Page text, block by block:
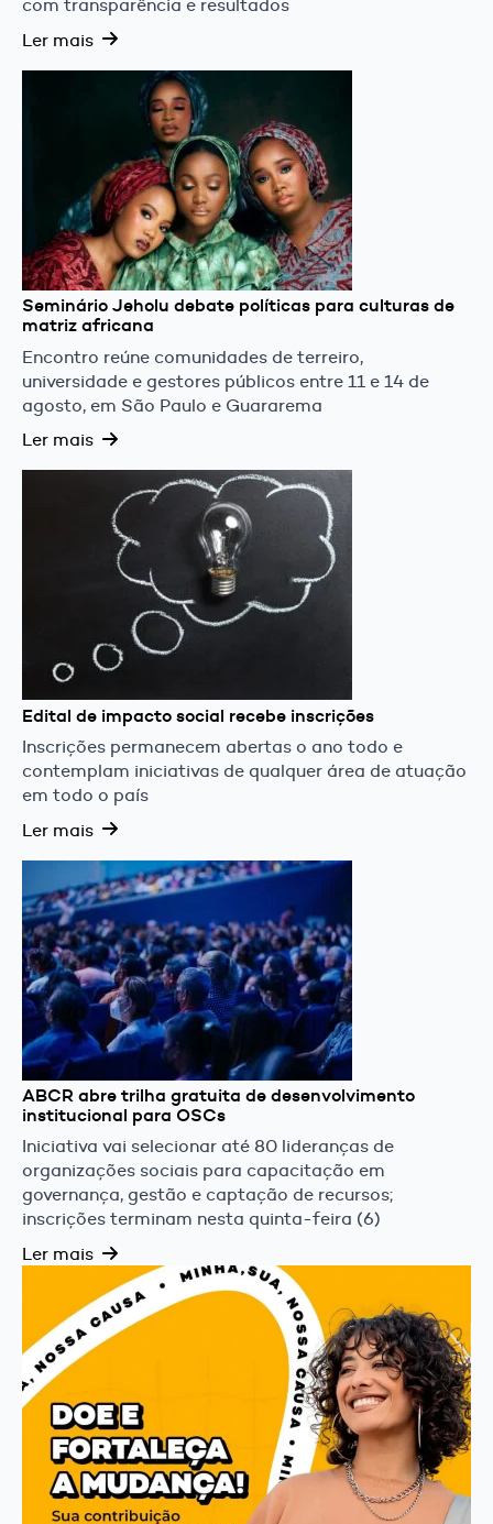
com transparência e resultados
Ler mais
Seminário Jeholu debate políticas para culturas de
matriz africana
Encontro reúne comunidades de terreiro,
universidade e gestores públicos entre 11 e 14 de
agosto, em São Paulo e Guararema
Ler mais
Edital de impacto social recebe inscrições
Inscrições permanecem abertas o ano todo e
contemplam iniciativas de qualquer área de atuação
em todo o país
Ler mais
ABCR abre trilha gratuita de desenvolvimento
institucional para OSCs
Iniciativa vai selecionar até 80 lideranças de
organizações sociais para capacitação em
governança, gestão e captação de recursos;
inscrições terminam nesta quinta-feira (6)
Ler mais